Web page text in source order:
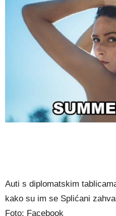
Auti s diplomatskim
kako su im se Splićani
Foto: Facebook